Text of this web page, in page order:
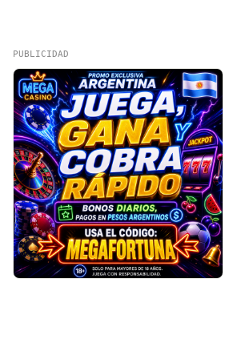
PUBLICIDAD